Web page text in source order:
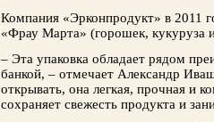
Компания «Эрконпродукт» в 2011
«Фрау Мар­та» (горошек, кукуруза
– Эта упаковка обладает рядом
бан­кой, – отмечает Александр
открывать, она лег­кая, прочная и
сохраняет свежесть продукта и